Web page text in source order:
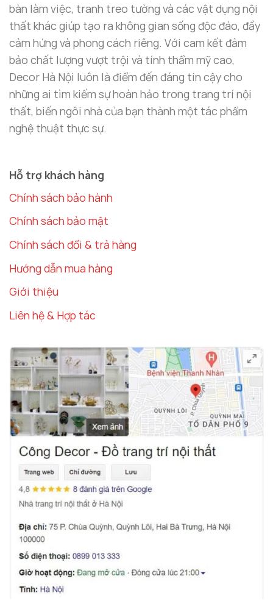
bàn làm việc, tranh treo tường và các vật dụng nội
thất khác giúp tạo ra không gian sống độc đáo, đầy
cảm hứng và phong cách riêng. Với cam kết đảm
bảo chất lượng vượt trội và tính thẩm mỹ cao,
Decor Hà Nội luôn là điểm đến đáng tin cậy cho
những ai tìm kiếm sự hoàn hảo trong trang trí nội
thất, biến ngôi nhà của bạn thành một tác phẩm
nghệ thuật thực sự.
Hỗ trợ khách hàng
Chính sách bảo hành
Chính sách bảo mật
Chính sách đổi & trả hàng
Hướng dẫn mua hàng
Giới thiệu
Liên hệ & Hợp tác